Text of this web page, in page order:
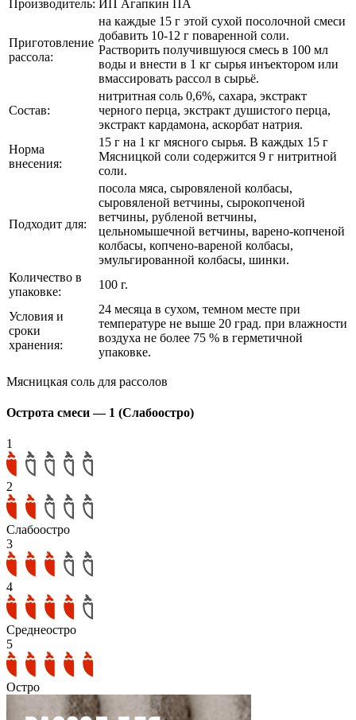
Производитель: ИП Агапкин ПА
Приготовление
рассола:
на каждые 15 г этой сухой посолочной смеси
добавить 10-12 г поваренной соли.
Растворить получившуюся смесь в 100 мл
воды и внести в 1 кг сырья инъектором или
вмассировать рассол в сырьё.
Состав:
нитритная соль 0,6%, сахара, экстракт
черного перца, экстракт душистого перца,
экстракт кардамона, аскорбат натрия.
Норма
внесения:
15 г на 1 кг мясного сырья. В каждых 15 г
Мясницкой соли содержится 9 г нитритной
соли.
Подходит для:
посола мяса, сыровяленой колбасы,
сыровяленой ветчины, сырокопченой
ветчины, рубленой ветчины,
цельномышечной ветчины, варено-копченой
колбасы, копчено-вареной колбасы,
эмульгированной колбасы, шинки.
Количество в
упаковке:
100 г.
Условия и
сроки
хранения:
24 месяца в сухом, темном месте при
температуре не выше 20 град. при влажности
воздуха не более 75 % в герметичной
упаковке.
Мясницкая соль для рассолов
Острота смеси — 1 (Слабоостро)
1
2
Слабоостро
3
4
Среднеостро
5
Остро